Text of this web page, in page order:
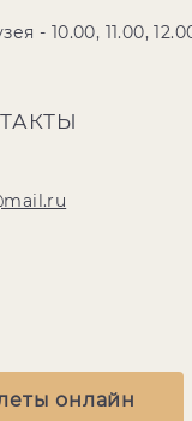
- 10.00, 11.00,
онлайн